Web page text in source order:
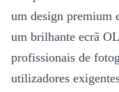
um design premium
um brilhante ecrã
profissionais de
utilizadores